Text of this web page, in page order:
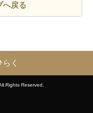
へ戻る
く
Rights Reserved.